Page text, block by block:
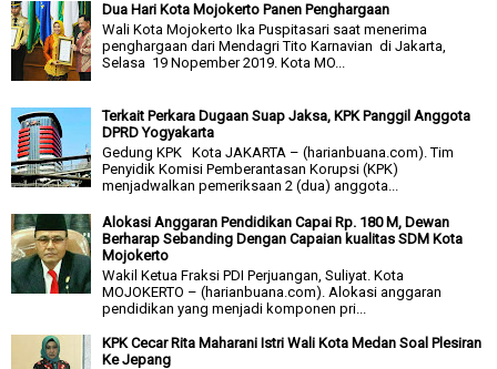
Dua Hari Kota Mojokerto Panen Penghargaan
Wali Kota Mojokerto Ika Puspitasari saat menerima
penghargaan dari Mendagri Tito Karnavian di Jakarta,
Selasa 19 Nopember 2019. Kota MO...
Terkait Perkara Dugaan Suap Jaksa, KPK Panggil Anggota
DPRD Yogyakarta
Gedung KPK Kota JAKARTA – (harianbuana.com). Tim
Penyidik Komisi Pemberantasan Korupsi (KPK)
menjadwalkan pemeriksaan 2 (dua) anggota...
Alokasi Anggaran Pendidikan Capai Rp. 180 M, Dewan
Berharap Sebanding Dengan Capaian kualitas SDM Kota
Mojokerto
Wakil Ketua Fraksi PDI Perjuangan, Suliyat. Kota
MOJOKERTO – (harianbuana.com). Alokasi anggaran
pendidikan yang menjadi komponen pri...
KPK Cecar Rita Maharani Istri Wali Kota Medan Soal Plesiran
Ke Jepang